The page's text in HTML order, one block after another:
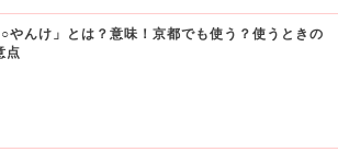
やんけ」とは？意味！京都でも使う？使うときの
点